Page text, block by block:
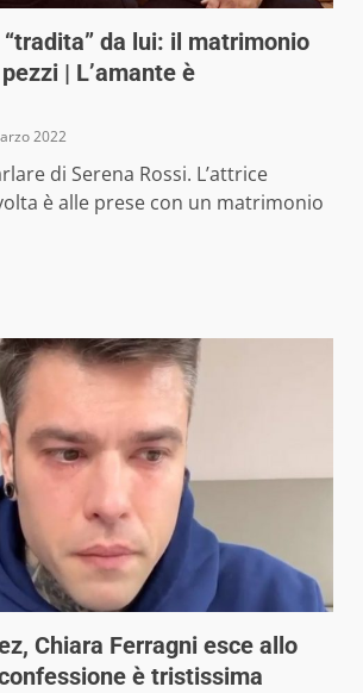
da lui: il matrimonio
| L’amante è
2022
di Serena Rossi. L’attrice
è alle prese con un matrimonio
Chiara Ferragni esce allo
è tristissima